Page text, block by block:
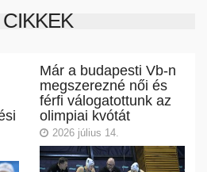
Már a budapesti Vb-n
megszerezné női és
férfi válogatottunk az
olimpiai kvótát
2026 július 14.